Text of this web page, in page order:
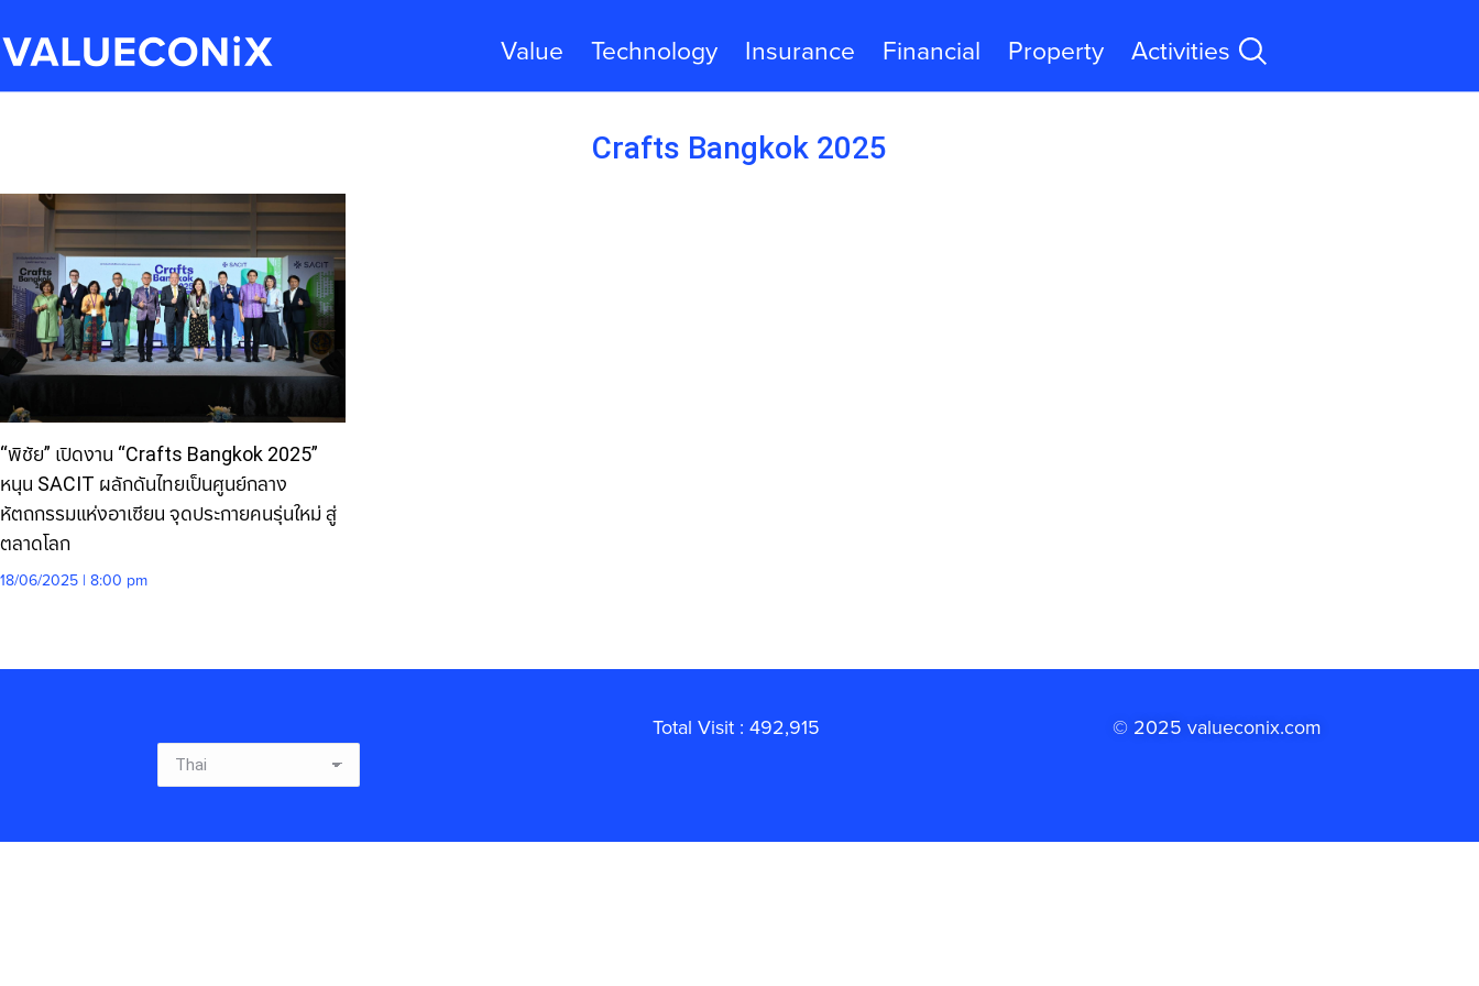
Value Technology Insurance Financial Property Activities
Crafts Bangkok 2025
“พิชัย” เปิดงาน “Crafts Bangkok 2025”
หนุน SACIT ผลักดันไทยเป็นศูนย์กลาง
หัตถกรรมแห่งอาเซียน จุดประกายคนรุ่นใหม่ สู่
ตลาดโลก
18/06/2025 | 8:00 pm
Total Visit : 492,915 © 2025 valueconix.com